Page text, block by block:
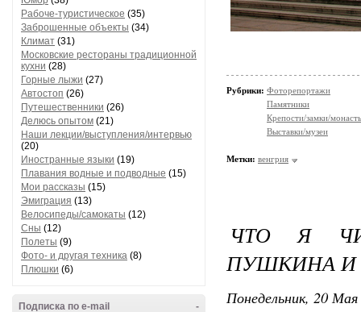
Рабоче-туристическое (35)
Заброшенные объекты (34)
Климат (31)
Московские рестораны традиционной
кухни (28)
Горные лыжи (27)
Автостоп (26)
Путешественники (26)
Делюсь опытом (21)
Наши лекции/выступления/интервью
(20)
Иностранные языки (19)
Плавания водные и подводные (15)
Мои рассказы (15)
Эмиграция (13)
Велосипеды/самокаты (12)
Сны (12)
Полеты (9)
Фото- и другая техника (8)
Плюшки (6)
-
Подписка по e-mail
Рубрики: Фоторепортажи
Памятники
Крепости/замки/
Выставки/музеи
Метки: венгрия
ЧТО Я
ПУШКИНА И
Понедельник, 20